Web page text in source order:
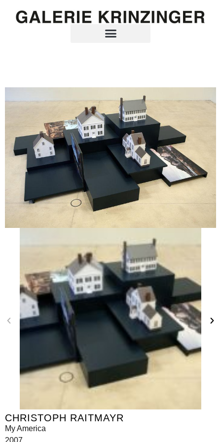
CHRISTOPH RAITMAYR
My America